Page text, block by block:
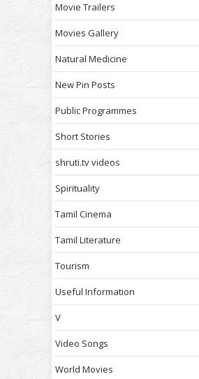
Movie Trailers
Movies Gallery
Natural Medicine
New Pin Posts
Public Programmes
Short Stories
shruti.tv videos
Spirituality
Tamil Cinema
Tamil Literature
Tourism
Useful Information
V
Video Songs
World Movies